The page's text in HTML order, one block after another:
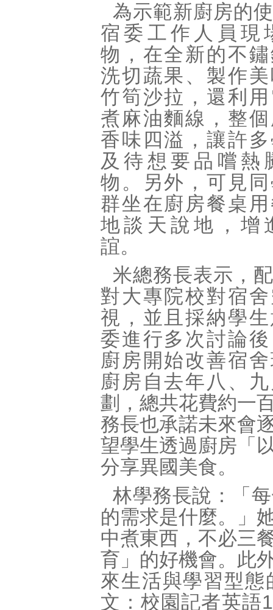
為示範新廚房的
宿委工作人員現
物，在全新的不
洗切蔬果、製作
竹筍沙拉，還利
煮麻油麵線，整
香味四溢，讓許
及待想要品嚐熱
物。另外，可見
群坐在廚房餐桌
地談天說地，增
誼。
米總務長表示，
對大專院校對宿
視，並且採納學
委進行多次討論
廚房開始改善宿
廚房自去年八、
劃，總共花費約一
務長也承諾未來會
望學生透過廚房「
分享異國美食。
林學務長說：「
的需求是什麼。」
中煮東西，不必三
育」的好機會。此
來生活與學習型
文：校園記者英語